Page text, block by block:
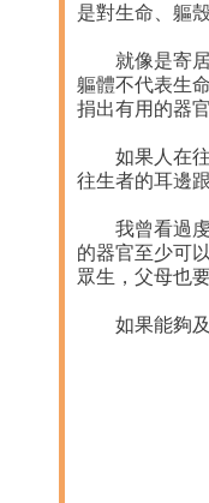
是對生命、軀
就像是寄居
軀體不代表生
捐出有用的器
如果人在往
往生者的耳邊
我曾看過虔
的器官至少可
眾生，父母也
如果能夠及